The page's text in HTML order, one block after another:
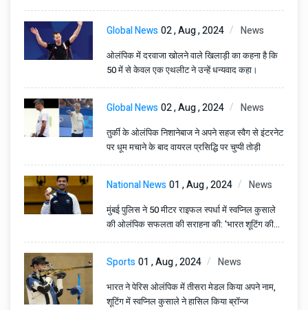
Global News02 , Aug , 2024 News
ओलंपिक में दरवाजा खोलने वाले खिलाड़ी का कहना है कि
50 में से केवल एक एथलीट ने उन्हें धन्यवाद कहा।
Global News02 , Aug , 2024 News
तुर्की के ओलंपिक निशानेबाज ने अपने सहज स्वैग से इंटरनेट
पर धूम मचाने के बाद वायरल प्रसिद्धि पर चुप्पी तोड़ी
National News01 , Aug , 2024 News
मुंबई पुलिस ने 50 मीटर राइफल स्पर्धा में स्वप्निल कुसाले
की ओलंपिक सफलता की सराहना की: 'भारत शूटिंग की
दौड़ में' वृंदा जैन
Sports01 , Aug , 2024 News
भारत ने पेरिस ओलंपिक में तीसरा मेडल किया अपने नाम,
शूटिंग में स्वप्निल कुसाले ने हासिल किया ब्रॉन्ज